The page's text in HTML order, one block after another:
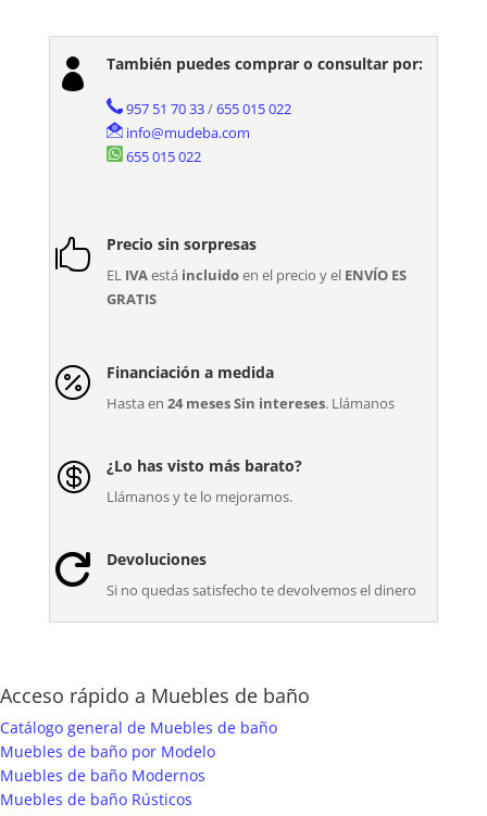
 También puedes comprar o consultar por:
957 51 70 33/655 015 022
info@mudeba.com
655 015 022
 Precio sin sorpresas
EL IVAestá incluidoen el precio y el ENVÍO ES
GRATIS
 Financiación a medida
Hasta en 24 meses Sin intereses. Llámanos
 ¿Lo has visto más barato?
Llámanos y te lo mejoramos.
 Devoluciones
Si no quedas satisfecho te devolvemos el dinero
Acceso rápido a Muebles de baño
Catálogo general de Muebles de baño
Muebles de baño por Modelo
Muebles de baño Modernos
Muebles de baño Rústicos